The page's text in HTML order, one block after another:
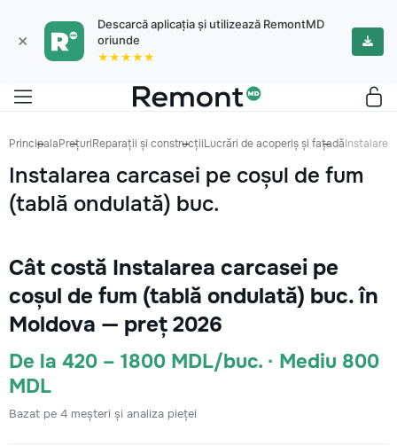
×
Descarcă aplicația și utilizează RemontMD
oriunde
★★★★★
PrincipalaPrețuriReparații și construcțiiLucrări de acoperiș și fațadă
Instalarea carcasei pe coșul de fum
(tablă ondulată) buc.
Cât costă Instalarea carcasei pe
coșul de fum (tablă ondulată) buc. în
Moldova — preț 2026
De la 420 – 1800 MDL/buc. · Mediu 800
MDL
Bazat pe 4 meșteri și analiza pieței